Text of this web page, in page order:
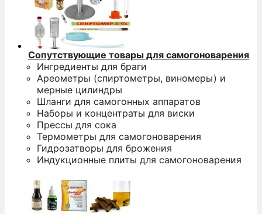
Сопутствующие товары для самогоноварения
Ингредиенты для браги
Ареометры (спиртометры, виномеры) и
мерные цилиндры
Шланги для самогонных аппаратов
Наборы и концентраты для виски
Прессы для сока
Термометры для самогоноварения
Гидрозатворы для брожения
Индукционные плиты для самогоноварения